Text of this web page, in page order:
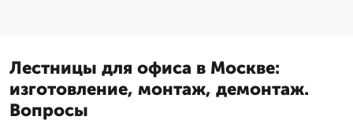
Лестницы для офиса в Москве:
изготовление, монтаж, демонтаж.
Вопросы